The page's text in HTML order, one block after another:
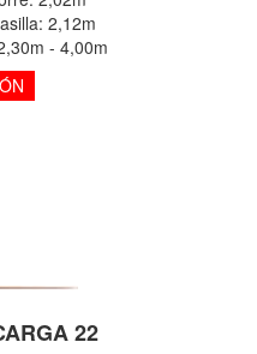
2,12m
- 4,00m
22